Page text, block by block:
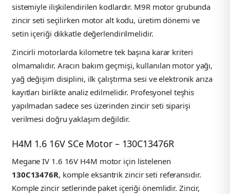
sistemiyle ilişkilendirilen kodlardır. M9R motor grubunda
zincir seti seçilirken motor alt kodu, üretim dönemi ve
setin içeriği dikkatle değerlendirilmelidir.
Zincirli motorlarda kilometre tek başına karar kriteri
olmamalıdır. Aracın bakım geçmişi, kullanılan motor yağı,
yağ değişim disiplini, ilk çalıştırma sesi ve elektronik arıza
kayıtları birlikte analiz edilmelidir. Profesyonel teşhis
yapılmadan sadece ses üzerinden zincir seti siparişi
verilmesi doğru yaklaşım değildir.
H4M 1.6 16V SCe Motor – 130C13476R
Megane IV 1.6 16V H4M motor için listelenen
130C13476R, komple eksantrik zincir seti referansıdır.
Komple zincir setlerinde paket içeriği önemlidir. Zincir,